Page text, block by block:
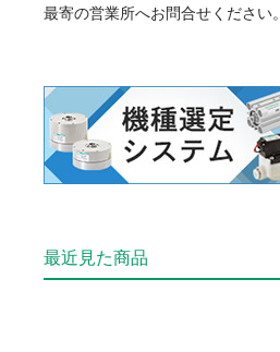
最寄の営業所へお問合せください。
最近見た商品